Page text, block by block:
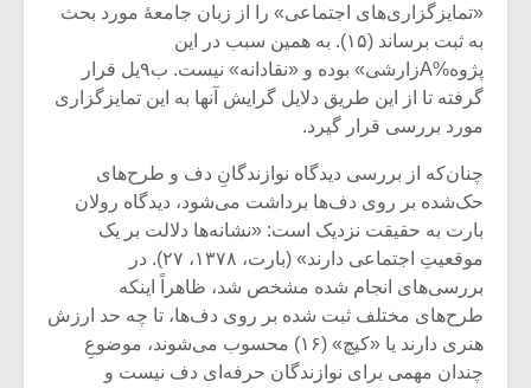
«تمایزگزاری‌های اجتماعی» را از زبان جامعۀ مورد بحث
به ثبت برساند (۱۵). به همین سبب در این
پژوه%Aزارشی» بوده و «نقادانه» نیست. ب۹یل قرار
گرفته تا از این طریق دلایل گرایش آنها به این تمایزگزاری
مورد بررسی قرار گیرد.
چنان‌که از بررسی دیدگاه نوازندگانِ دف و طرح‌های
حک‌شده بر روی دف‌ها برداشت می‌شود، دیدگاه رولان
بارت به حقیقت نزدیک است: «نشانه‌ها دلالت بر یک
موقعیتِ اجتماعی دارند» (بارت، ۱۳۷۸، ۲۷). در
بررسی‌های انجام شده مشخص شد، ظاهراً اینکه
طرح‌های مختلف ثبت شده بر روی دف‌ها، تا چه حد ارزش
هنری دارند یا «کیچ» (۱۶) محسوب می‌شوند، موضوعِ
چندان مهمی برای نوازندگان حرفه‌ای دف نیست و
یادداشتی بر موسیقی
متن فیلم «متری
شیش و نیم»
مشهورترین باشی،
بدنام ترین باش
برگزار